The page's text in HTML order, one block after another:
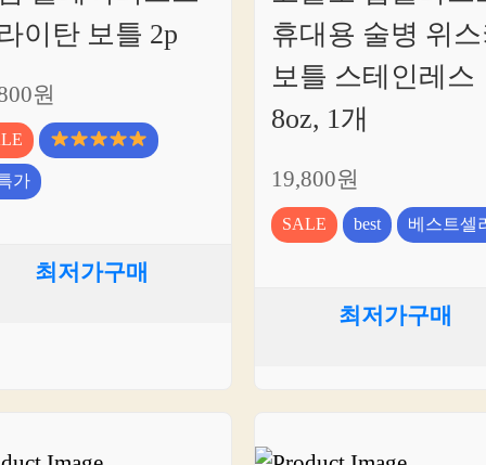
이탄 보틀 2p
원
가
최저가구매
휴대용 술병 위
보틀 스테인레스
8oz, 1개
19,800원
SALE best 베스트셀
최저가구매